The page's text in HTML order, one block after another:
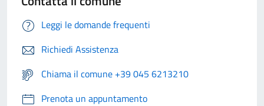
Leggi le domande frequenti
Richiedi Assistenza
Chiama il comune +39 045 6213210
Prenota un appuntamento